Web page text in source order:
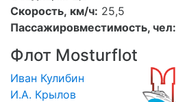
Скорость, км/ч: 25,5
Пассажировместимость, чел:
Флот Mosturflot
Иван Кулибин
И.А. Крылов